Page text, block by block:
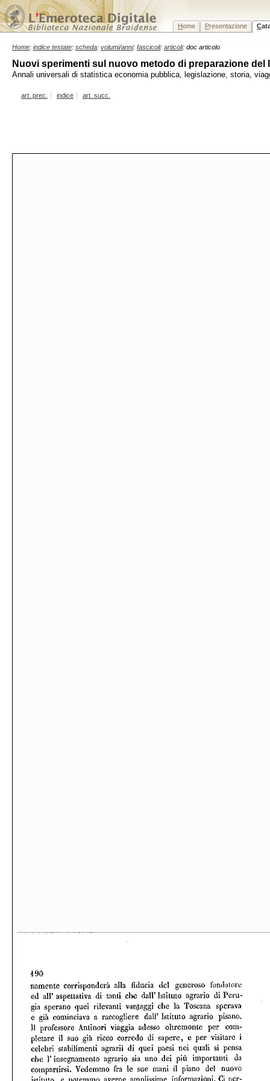
Home Presentazione C
Home: indice testate: scheda: volumi/anni: fascicoli: articoli: doc articolo
Nuovi sperimenti sul nuovo metodo di preparazione del
Annali universali di statistica economia pubblica, legislazione, storia,
art. prec. indice art. succ.